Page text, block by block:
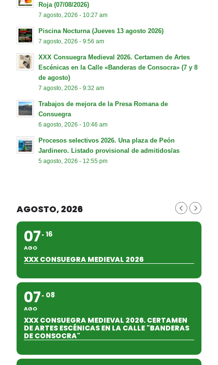
Roja (07/08/2026)
7 agosto, 2026 - 10:27 am
Piscina Nocturna (Jueves 13 agosto 2026)
7 agosto, 2026 - 9:56 am
XXX Consuegra Medieval 2026. Certamen de Artes
Escénicas en la Calle «Banderas de Consocra» (7 y 8
de agosto)
7 agosto, 2026 - 9:32 am
Trabajos de mejora de la Presa Romana de
Consuegra
6 agosto, 2026 - 10:46 am
Procesos selectivos 2026. Una plaza de Peón
Jardinero. Listado provisional de admitidos/as
5 agosto, 2026 - 12:55 pm
AGOSTO, 2026
07
AGO
16
XXX CONSUEGRA MEDIEVAL 2026
07
AGO
08
XXX CONSUEGRA MEDIEVAL 2026. CERTAMEN
DE ARTES ESCÉNICAS EN LA CALLE "BANDERAS
DE CONSOCRA"